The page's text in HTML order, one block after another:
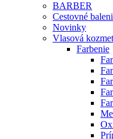
BARBER
Cestovné
Novinky
Vlasová
Farbenie